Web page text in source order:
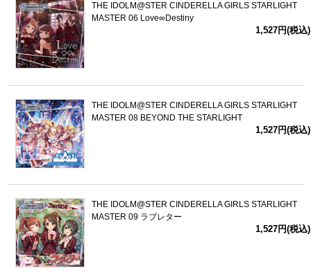
THE IDOLM@STER CINDERELLA GIRLS STARLIGHT
MASTER 06 Love∞Destiny
1,527円(税込)
THE IDOLM@STER CINDERELLA GIRLS STARLIGHT
MASTER 08 BEYOND THE STARLIGHT
1,527円(税込)
THE IDOLM@STER CINDERELLA GIRLS STARLIGHT
MASTER 09 ラブレター
1,527円(税込)